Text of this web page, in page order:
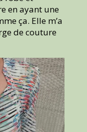
en ayant une
ça. Elle m’a
de couture